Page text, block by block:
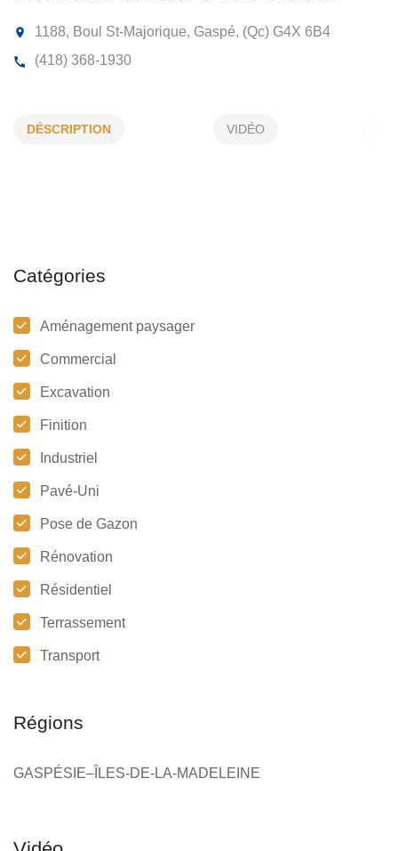
PRODUITS CIMENT LANGLOIS INC
DÉSCRIPTION VIDÉO
Catégories
Aménagement paysager
Commercial
Excavation
Finition
Industriel
Pavé-Uni
Pose de Gazon
Rénovation
Résidentiel
Terrassement
Transport
Régions
GASPÉSIE–ÎLES-DE-LA-MADELEINE